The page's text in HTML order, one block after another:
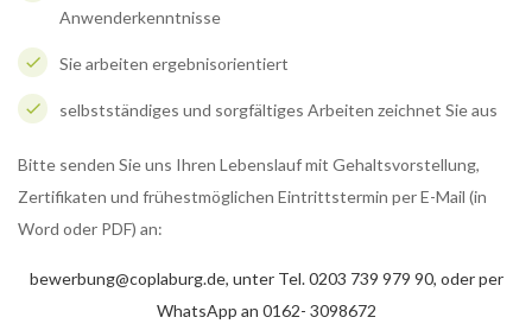
Anwenderkenntnisse
Sie arbeiten ergebnisorientiert
selbstständiges und sorgfältiges Arbeiten zeichnet Sie aus
Bitte senden Sie uns Ihren Lebenslauf mit Gehaltsvorstellung,
Zertifikaten und frühestmöglichen Eintrittstermin per E-Mail (in
Word oder PDF) an:
bewerbung@coplaburg.de, unter Tel. 0203 739 979 90, oder per
WhatsApp an 0162- 3098672